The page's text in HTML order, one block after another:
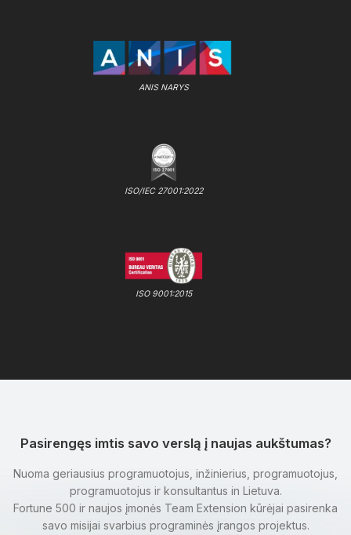
ANIS NARYS
ISO/IEC 27001:2022
ISO 9001:2015
Pasirengęs imtis savo verslą į naujas aukštumas?
Nuoma geriausius programuotojus, inžinierius, programuotojus,
programuotojus ir konsultantus in Lietuva.
Fortune 500 ir naujos įmonės Team Extension kūrėjai pasirenka
savo misijai svarbius programinės įrangos projektus.